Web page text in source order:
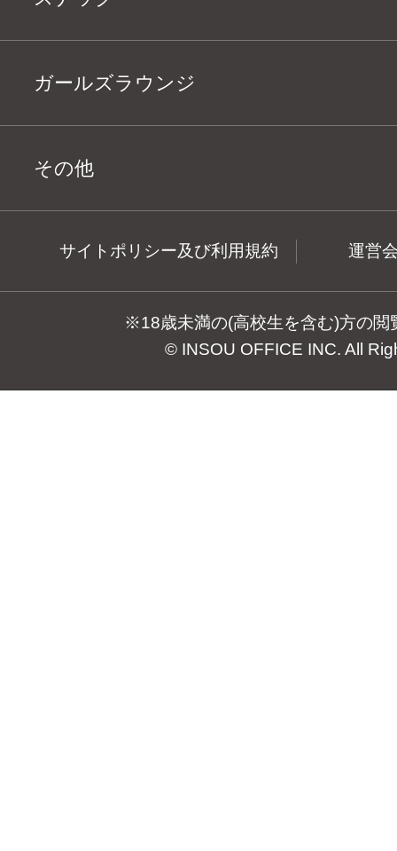
ガールズラウンジ
その他
サイトポリシー及び利用規約 運営
※18歳未満の(高校生を含む)方の閲
© INSOU OFFICE INC. All